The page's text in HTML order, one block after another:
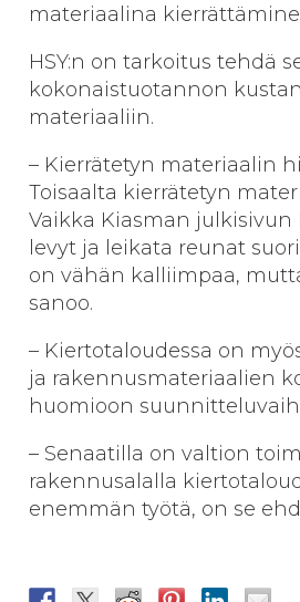
materiaalina
HSY:n on tarkoitus tehdä
kokonaistuotannon
materiaaliin.
– Kierrätetyn materiaalin
Toisaalta kierrätetyn
Vaikka Kiasman
levyt ja leikata reunat
on vähän kalliimpaa,
sanoo.
– Kiertotaloudessa on
ja rakennusmateriaalien
huomioon
– Senaatilla on valtion
rakennusalalla
enemmän työtä, on se